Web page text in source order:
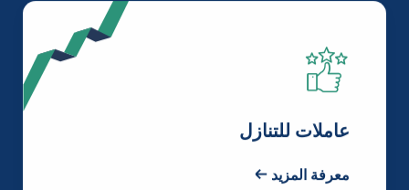
عاملات للتنازل
معرفة المزيد